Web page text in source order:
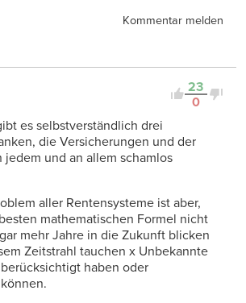
Kommentar melden
23
0
es selbstverständlich drei
die Versicherungen und der
jedem und an allem schamlos
aller Rentensysteme ist aber,
mathematischen Formel nicht
mehr Jahre in die Zukunft blicken
Zeitstrahl tauchen x Unbekannte
haben oder